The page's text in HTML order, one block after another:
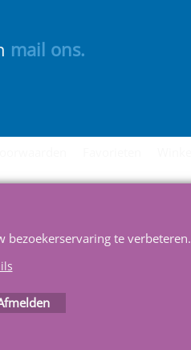
mail ons.
bezoekerservaring te verbeteren.